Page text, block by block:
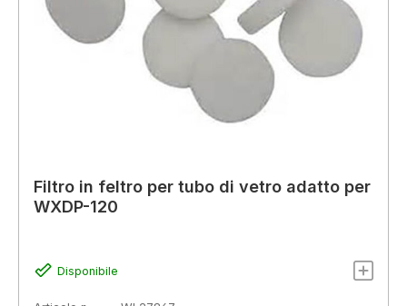
Filtro in feltro per tubo di vetro adatto per
WXDP-120
Disponibile